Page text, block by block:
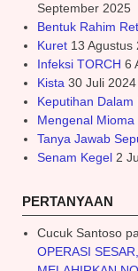
September 2025
Bentuk Rahim
Kuret 13 Agustus
Infeksi TORCH 6
Kista 30 Juli 2024
Keputihan Dalam
Mengenal Mioma
Tanya Jawab
Senam Kegel 2
PERTANYAAN
Cucuk Santoso
OPERASI